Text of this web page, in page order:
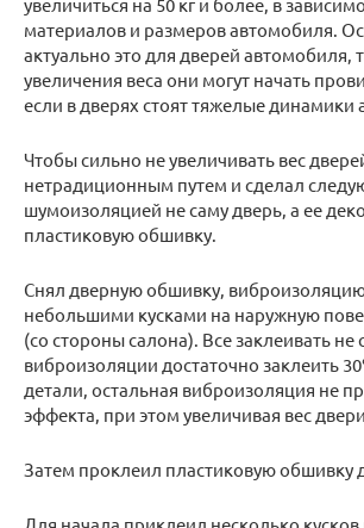
материалов и размеров автомобиля.
актуально это для дверей автомобиля,
увеличения веса они могут начать
если в дверях стоят тяжелые динамики
Чтобы сильно не увеличивать вес
нетрадиционным путем и сделал
шумоизоляцией не саму дверь, а ее
пластиковую обшивку.
Снял дверную обшивку,
небольшими кусками на наружную
(со стороны салона). Все заклеивать не
виброизоляции достаточно заклеить
детали, остальная виброизоляция не
эффекта, при этом увеличивая вес двери.
Затем проклеил пластиковую обшивку